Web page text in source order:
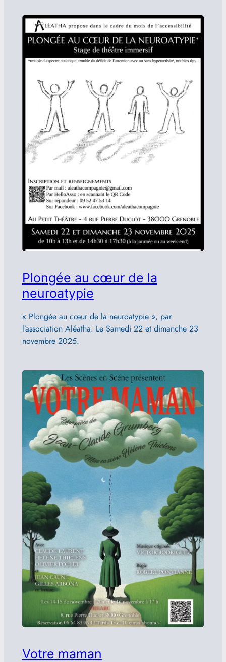
Plongée au cœur de la
neuroatypie
« Plongée au cœur de la neuroatypie », par
l’association Aléatha. Le Samedi 22 et dimanche 23
novembre 2025.
Votre maman